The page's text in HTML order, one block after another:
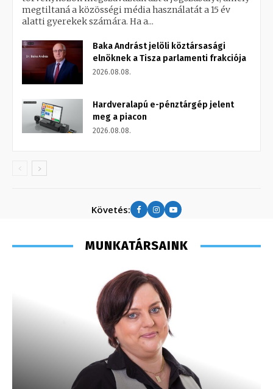
megtiltaná a közösségi média használatát a 15 év
alatti gyerekek számára. Ha a...
Baka Andrást jelöli köztársasági
elnöknek a Tisza parlamenti frakciója
2026.08.08.
Hardveralapú e-pénztárgép jelent
meg a piacon
2026.08.08.
Követés:
MUNKATÁRSAINK